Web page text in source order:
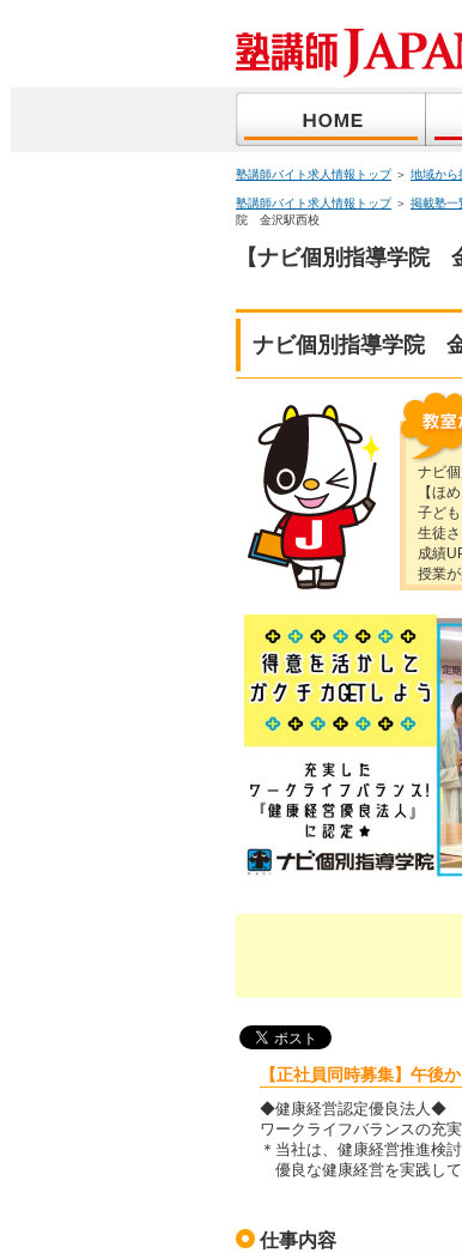
塾講師バイト求人情報トップ＞ 地域から
塾講師バイト求人情報トップ＞ 掲載塾一
院 金沢駅西校
【ナビ個別指導学院
ナビ個別指導学院
ナビ
【ほ
子ど
生徒
成績
授業
【正社員同時募集】午
◆健康経営認定優良法人◆
ワークライフバランスの充
＊当社は、健康経営推進検
優良な健康経営を実践して
仕事内容